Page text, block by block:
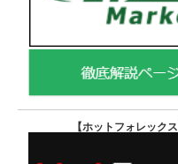
【ホットフォレックス